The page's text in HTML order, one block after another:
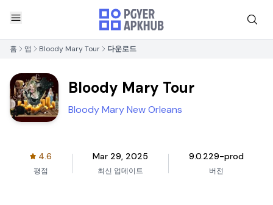
홈 앱 Bloody Mary Tour 다운로드
Bloody Mary Tour
Bloody Mary New Orleans
4.6
평점
Mar 29, 2025
최신 업데이트
9.0.229-prod
버전